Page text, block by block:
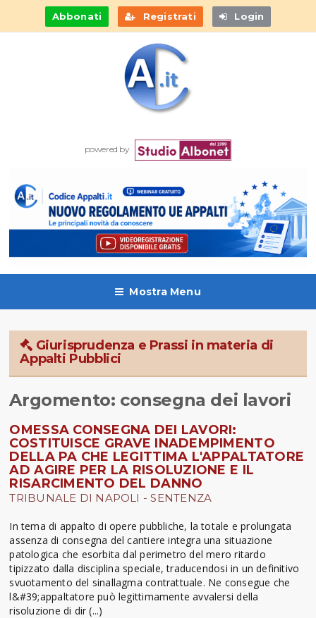
Abbonati Registrati Login
powered by
Mostra Menu
Giurisprudenza e Prassi in materia di
Appalti Pubblici
Argomento: consegna dei lavori
OMESSA CONSEGNA DEI LAVORI:
COSTITUISCE GRAVE INADEMPIMENTO
DELLA PA CHE LEGITTIMA L'APPALTATORE
AD AGIRE PER LA RISOLUZIONE E IL
RISARCIMENTO DEL DANNO
TRIBUNALE DI NAPOLI - SENTENZA
In tema di appalto di opere pubbliche, la totale e prolungata
assenza di consegna del cantiere integra una situazione
patologica che esorbita dal perimetro del mero ritardo
tipizzato dalla disciplina speciale, traducendosi in un definitivo
svuotamento del sinallagma contrattuale. Ne consegue che
l&#39;appaltatore può legittimamente avvalersi della
risoluzione di dir (...)